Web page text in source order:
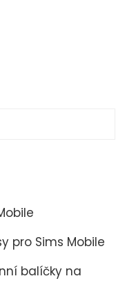
pro Sims Mobile
balíčky na